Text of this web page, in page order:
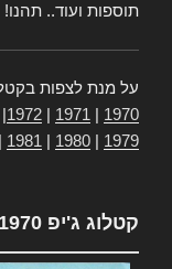
תוספות ועוד.. תהנו!
על מנת לצפות
1970
1971
1972
1979
1980
1981
קטלוג ג'יפ 1970